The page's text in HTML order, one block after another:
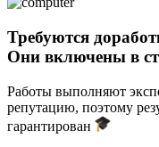
Требуются
Они включены в
Работы выполняют
репутацию, поэтому
гарантирован